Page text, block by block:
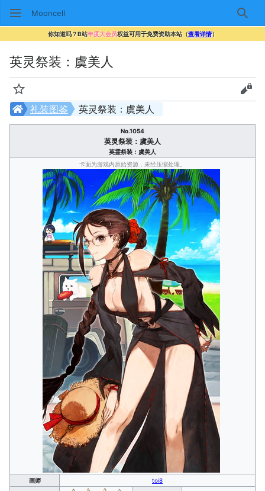
Mooncell 搜索
你知道吗？B站年度大会员权益可用于免费资助本站（查看详情）
英灵祭装：虞美人
监视 查看
英灵祭装：虞美人
礼装图鉴
No.1054
英灵祭装：虞美人
英霊祭装：虞美人
卡面为游戏内原始资源，未经压缩处理。
画师 toi8